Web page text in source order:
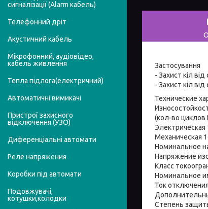
Застосування
- Захист кіл
- Захист кіл
Технические
(кол-во циклов
Электрическая
Механическая
Номинальное
Напряжение
Класс
Номинальное
Ток
Степень
сигналізації (Alarm кабель)
Телефонний дріт
Акустичний кабель
Мікрофонний, аудіовідео,
кабель живлення
Тепла підлога(електричний)
Автоматичні вимикачі
Пристрої захисного
відключення (УЗО)
Диференціальні автомати
Реле напряжения
Коробки під автомати
Подовжувачі,
котушки,колодки